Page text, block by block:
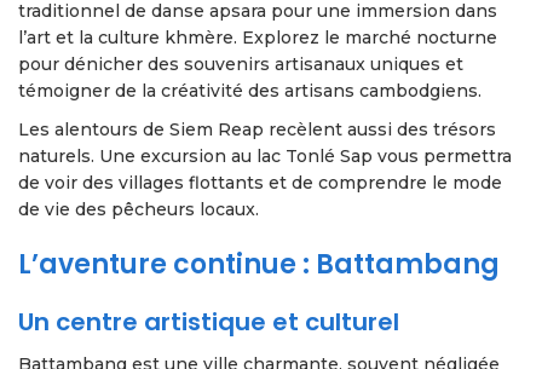
traditionnel de danse apsara pour une immersion dans
l’art et la culture khmère. Explorez le marché nocturne
pour dénicher des souvenirs artisanaux uniques et
témoigner de la créativité des artisans cambodgiens.
Les alentours de Siem Reap recèlent aussi des trésors
naturels. Une excursion au lac Tonlé Sap vous permettra
de voir des villages flottants et de comprendre le mode
de vie des pêcheurs locaux.
L’aventure continue : Battambang
Un centre artistique et culturel
Battambang est une ville charmante, souvent négligée